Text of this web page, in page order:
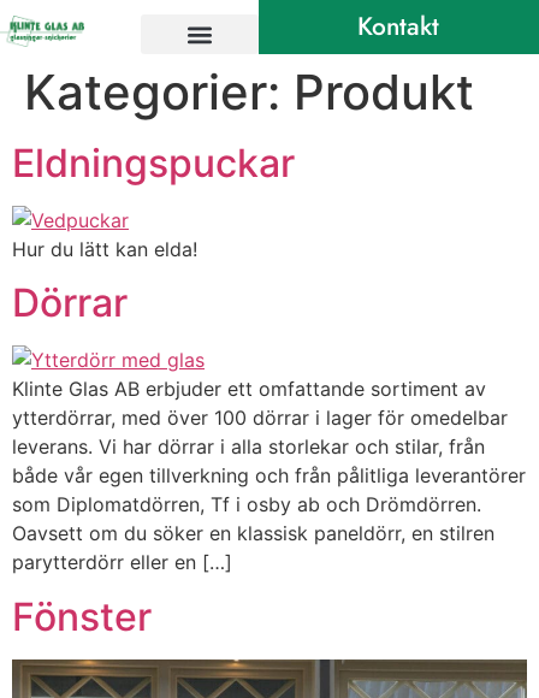
Kontakt
Kategorier: Produkt
Eldningspuckar
Hur du lätt kan elda!
Dörrar
Klinte Glas AB erbjuder ett omfattande sortiment av
ytterdörrar, med över 100 dörrar i lager för omedelbar
leverans. Vi har dörrar i alla storlekar och stilar, från
både vår egen tillverkning och från pålitliga leverantörer
som Diplomatdörren, Tf i osby ab och Drömdörren.
Oavsett om du söker en klassisk paneldörr, en stilren
parytterdörr eller en […]
Fönster